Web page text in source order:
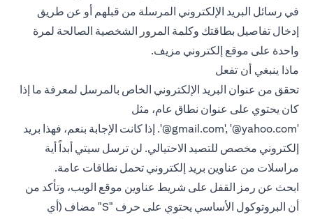
في رسائل البريد الإلكتروني المرسلة من قبلهم أو عن طريق
إدخال تفاصيل بطاقتك وكلمة المرور الشخصية الصالحة لمرة
واحدة على موقع إلكتروني مزيف.
ماذا ينبغي أن تفعل
تحقق من عنوان البريد الإلكتروني الخاص بالمرسل لمعرفة ما إذا
كان يحتوي على عنوان نطاق عام، مثل
‎'@gmail.com', ‎'@yahoo.com‎'‎. إذا كانت الإجابة بنعم، فهذا بريد
إلكتروني مخصص للتصيد الاحتيالي. لن ترسل سيتي أبداً أية
مراسلات من عناوين بريد إلكتروني تحمل نطاقات عامة.
ابحث عن رمز القفل على شريط عناوين موقع الويب، وتأكد من
أن البروتوكول الأساسي يحتوي على حرف "S" مضاف (أي